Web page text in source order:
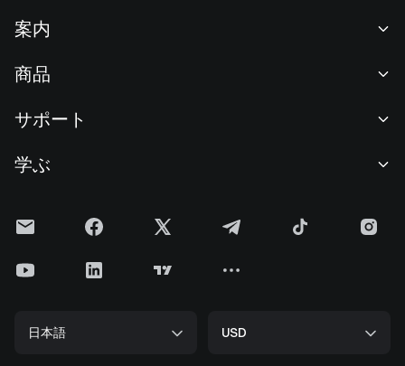
案内
ニュースルーム
F1 Oracle Red Bull Racing 公式スポンサー
クッキーポリシー
準備金証明
商品
現物取引
投資センター
サポート
手数料
上場申請
学ぶ
Gateニュース
日本語 USD